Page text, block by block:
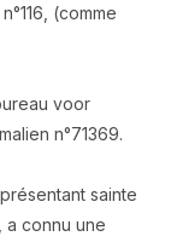
(comme
voor
n°71369.
sainte
a connu une